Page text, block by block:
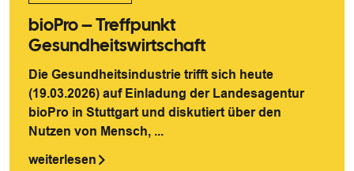
bioPro – Treffpunkt
Gesundheitswirtschaft
Die Gesundheitsindustrie trifft sich heute
(19.03.2026) auf Einladung der Landesagentur
bioPro in Stuttgart und diskutiert über den
Nutzen von Mensch, ...
weiterlesen